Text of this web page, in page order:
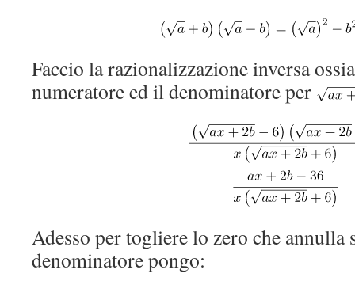
Faccio la razionalizzazione inversa
numeratore ed il denominatore per
Adesso per togliere lo zero che
denominatore pongo: